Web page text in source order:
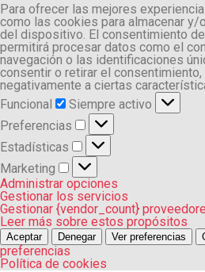
Para ofrecer las mejores
como las cookies para almacenar y/
del dispositivo. El consentimiento
permitirá procesar datos como el
navegación o las identificaciones
consentir o retirar el
negativamente a ciertas
Funcional
Funcional
Siempre activo
Preferencias
Preferencias
Estadísticas
Estadísticas
Marketing
Marketing
Administrar opciones
Gestionar los servicios
Gestionar {vendor_count}
Leer más sobre estos propósitos
Aceptar Denegar Ver preferencias
preferencias
Política de cookies